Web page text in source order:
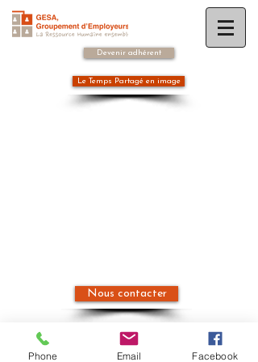
Devenir adhérent
Le Temps Partagé en image
Nous contacter
Pépinière d'Entreprises
L'Espelidou
Phone Email Facebook